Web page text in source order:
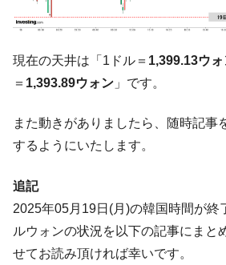
『Money1』 韓国で猛暑。南東部で
「KDDX」1番艦、2032年竣工と公示
『Money1』
【対日本円】ウォン安
『Money1』
韓国政府『BYD』車
は韓国で『BYD』車は売れている。6
『Money1』
く空港に詰めかけ「出て行け！」「
ドを掲げる「在韓反米勢力」
『Money1』
韓国政府「2035年まで
現在の天井は「1ドル＝ 1,399.13ウォ
＝ 1,393.89ウォン 」です。
また動きがありましたら、随時記事
するようにいたします。
追記
2025年05月19日(月)の韓国時間が終
ルウォンの状況を以下の記事にまと
せてお読み頂ければ幸いです。